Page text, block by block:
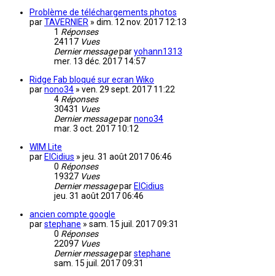
Problème de téléchargements photos
parTAVERNIER » dim. 12 nov. 2017 12:13
1 Réponses
24117 Vues
Dernier messageparyohann1313
mer. 13 déc. 2017 14:57
Ridge Fab bloqué sur ecran Wiko
parnono34 » ven. 29 sept. 2017 11:22
4 Réponses
30431 Vues
Dernier messageparnono34
mar. 3 oct. 2017 10:12
WIM Lite
par ElCidius » jeu. 31 août 2017 06:46
0 Réponses
19327 Vues
Dernier messagepar ElCidius
jeu. 31 août 2017 06:46
ancien compte google
parstephane » sam. 15 juil. 2017 09:31
0 Réponses
22097 Vues
Dernier messageparstephane
sam. 15 juil. 2017 09:31